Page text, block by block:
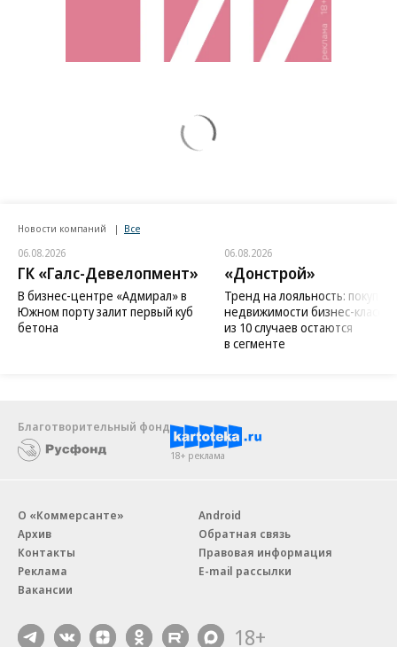
Новости компаний Все
06.08.2026
ГК «Галс-Девелопмент»
В бизнес-центре «Адмирал» в
Южном порту залит первый куб
бетона
06.08.2026
«Донстрой»
Тренд на лояльность:
недвижимости бизнес-класса
из 10 случаев остаются
в сегменте
Благотворительный фонд
18+ реклама
О «Коммерсанте»
Архив
Контакты
Реклама
Вакансии
Android
Обратная связь
Правовая информация
E-mail рассылки
18+